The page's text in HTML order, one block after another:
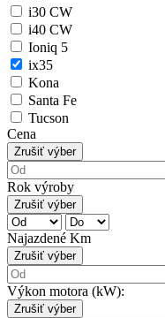
i30 CW
i40 CW
Ioniq 5
ix35
Kona
Santa Fe
Tucson
Cena
Zrušiť výber
Rok výroby
Zrušiť výber
Najazdené Km
Zrušiť výber
Výkon motora (kW):
Zrušiť výber